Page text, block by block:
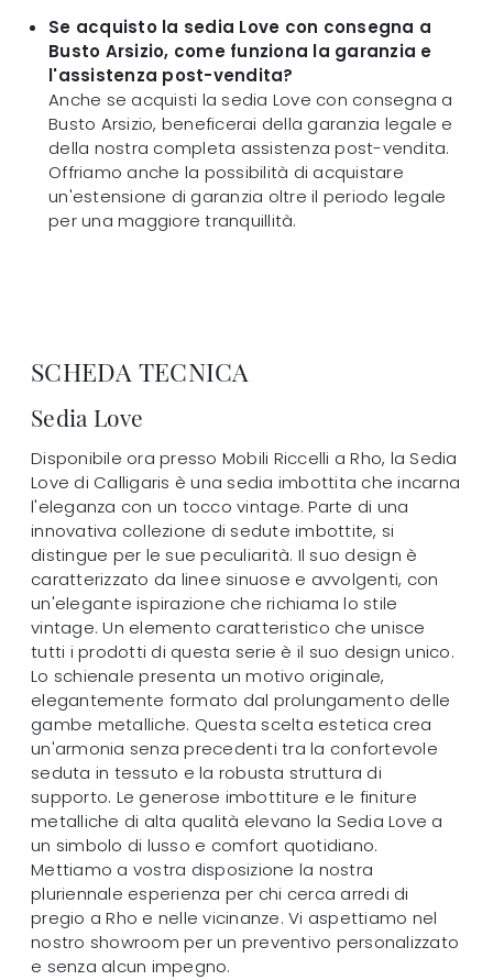
Se acquisto la sedia Love con consegna a
Busto Arsizio, come funziona la garanzia e
l'assistenza post-vendita?
Anche se acquisti la sedia Love con consegna a
Busto Arsizio, beneficerai della garanzia legale e
della nostra completa assistenza post-vendita.
Offriamo anche la possibilità di acquistare
un'estensione di garanzia oltre il periodo legale
per una maggiore tranquillità.
SCHEDA TECNICA
Sedia Love
Disponibile ora presso Mobili Riccelli a Rho, la Sedia
Love di Calligaris è una sedia imbottita che incarna
l'eleganza con un tocco vintage. Parte di una
innovativa collezione di sedute imbottite, si
distingue per le sue peculiarità. Il suo design è
caratterizzato da linee sinuose e avvolgenti, con
un'elegante ispirazione che richiama lo stile
vintage. Un elemento caratteristico che unisce
tutti i prodotti di questa serie è il suo design unico.
Lo schienale presenta un motivo originale,
elegantemente formato dal prolungamento delle
gambe metalliche. Questa scelta estetica crea
un'armonia senza precedenti tra la confortevole
seduta in tessuto e la robusta struttura di
supporto. Le generose imbottiture e le finiture
metalliche di alta qualità elevano la Sedia Love a
un simbolo di lusso e comfort quotidiano.
Mettiamo a vostra disposizione la nostra
pluriennale esperienza per chi cerca arredi di
pregio a Rho e nelle vicinanze. Vi aspettiamo nel
nostro showroom per un preventivo personalizzato
e senza alcun impegno.